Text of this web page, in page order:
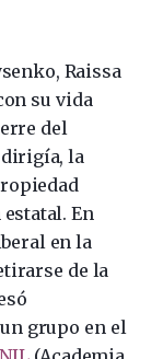
Raissa
su vida
del
la
En
en la
de la
grupo en el